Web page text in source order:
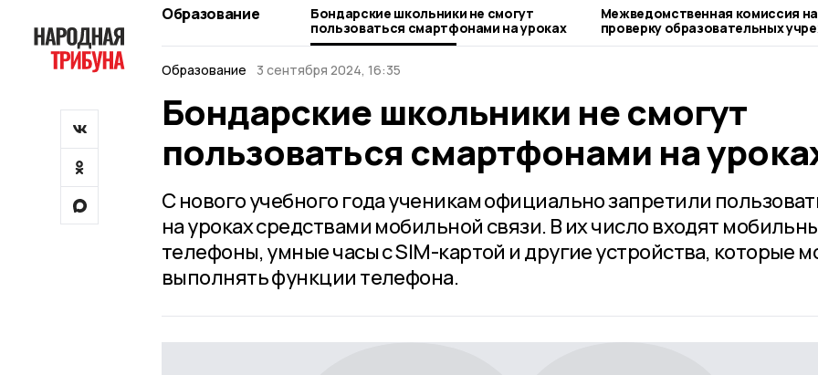
Образование
Бондарские школьники не смогут
пользоваться смартфонами на уроках
Межведомственная комиссия
проверку образовательных
Бондарского округа
Образование
3 сентября 2024, 16:35
Бондарские школьники не смогут
пользоваться смартфонами на
С нового учебного года ученикам официально запретили
на уроках средствами мобильной связи. В их число входят
телефоны, умные часы с SIM-картой и другие устройства, которые
выполнять функции телефона.